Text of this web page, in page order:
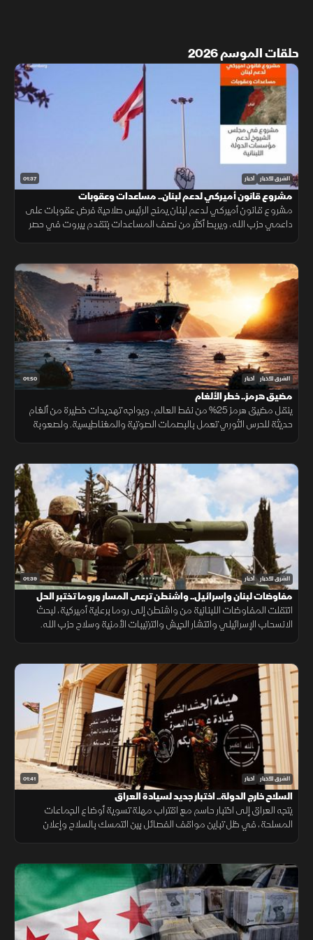
حلقات الموسم 2026
01:37 الشرق للأخبار أخبار
مشروع قانون أميركي لدعم لبنان.. مساعدات وعقوبات
مشروع قانون أميركي لدعم لبنان يمنح الرئيس صلاحية فرض عقوبات على
داعمي حزب الله، ويربط أكثر من نصف المساعدات بتقدم بيروت في حصر
01:50 الشرق للأخبار أخبار
مضيق هرمز.. خطر الألغام
ينقل مضيق هرمز 25% من نفط العالم، ويواجه تهديدات خطيرة من ألغام
حديثة للحرس الثوري تعمل بالبصمات الصوتية والمغناطيسية. ولصعوبة
01:39 الشرق للأخبار أخبار
مفاوضات لبنان وإسرائيل.. واشنطن ترعى المسار وروما تختبر الحل
انتقلت المفاوضات اللبنانية من واشنطن إلى روما برعاية أميركية، لبحث
الانسحاب الإسرائيلي وانتشار الجيش والترتيبات الأمنية وسلاح حزب الله.
01:41 الشرق للأخبار أخبار
السلاح خارج الدولة.. اختبار جديد لسيادة العراق
يتجه العراق إلى اختبار حاسم مع اقتراب مهلة تسوية أوضاع الجماعات
المسلحة، في ظل تباين مواقف الفصائل بين التمسك بالسلاح وإعلان